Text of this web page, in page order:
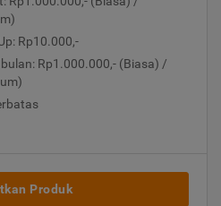
Rp10.000,-
Rp1.000.000,- (Biasa) /
Produk